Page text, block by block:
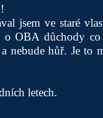
jsem ve staré
OBA důchody
nebude hůř. Je to
letech.